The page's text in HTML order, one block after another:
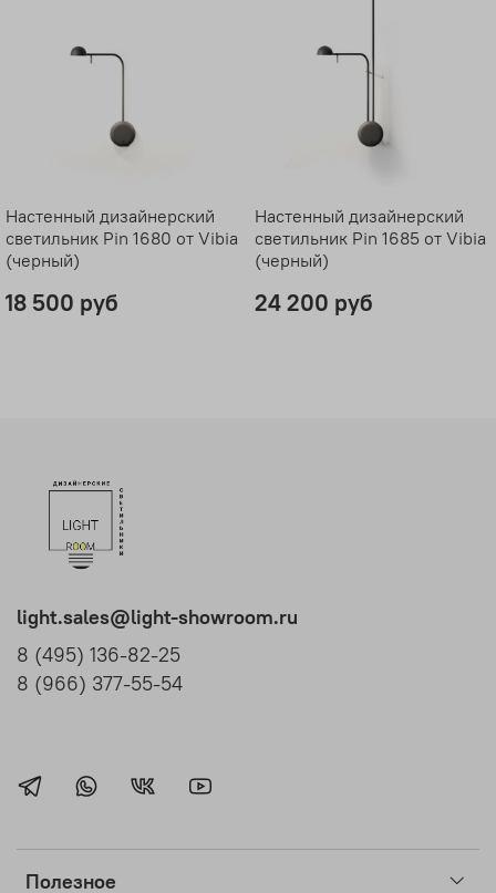
Настенный дизайнерский
светильник Pin 1680 от Vibia
(черный)
18 500 руб
Настенный дизайнерский
светильник Pin 1685 от Vibia
(черный)
24 200 руб
Полезное
light.sales@light-showroom.ru
8 (495) 136-82-25
8 (966) 377-55-54